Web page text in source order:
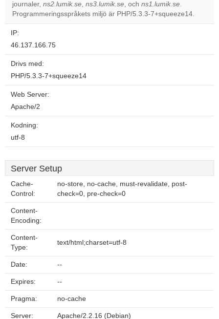
own this
website?
journaler, ns2.lumik.se, ns3.lumik.se, och ns1.lumik.se.
Programmeringsspråkets miljö är PHP/5.3.3-7+squeeze14.
IP:
46.137.166.75
Drivs med:
PHP/5.3.3-7+squeeze14
Web Server:
Apache/2
Kodning:
utf-8
Server Setup
Cache-
Control:
no-store, no-cache, must-revalidate, post-
check=0, pre-check=0
Content-
Encoding:
Content-
Type:
text/html;charset=utf-8
Date: --
Expires: --
Pragma: no-cache
Server: Apache/2.2.16 (Debian)